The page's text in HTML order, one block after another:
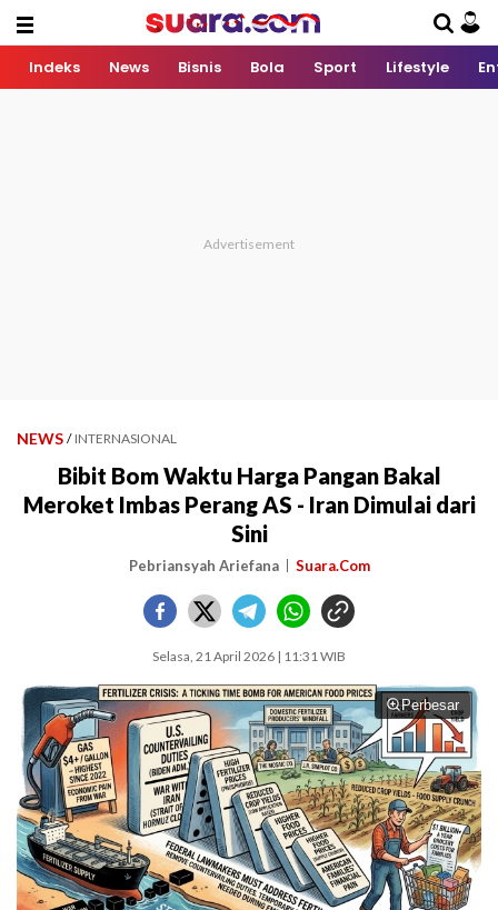
Indeks News Bisnis Bola Sport Lifestyle
NEWS / INTERNASIONAL
Bibit Bom Waktu Harga Pangan Bakal
Meroket Imbas Perang AS - Iran Dimulai dari
Sini
Pebriansyah Ariefana Suara.Com
Selasa, 21 April 2026 | 11:31 WIB
Perbesar